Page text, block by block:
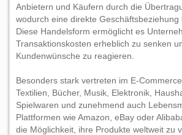
Anbietern und Käufern durch die
wodurch eine direkte Geschäftsbeziehung
Diese Handelsform ermöglicht es
Transaktionskosten erheblich zu senken
Kundenwünsche zu reagieren.
Besonders stark vertreten im E-
Textilien, Bücher, Musik, Elektronik,
Spielwaren und zunehmend auch
Plattformen wie Amazon, eBay oder
die Möglichkeit, ihre Produkte weltweit zu